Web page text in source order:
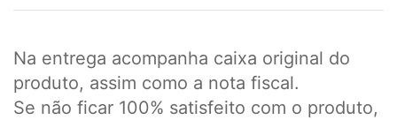
Na entrega acompanha caixa original do
produto, assim como a nota fiscal.
Se não ficar 100% satisfeito com o produto,